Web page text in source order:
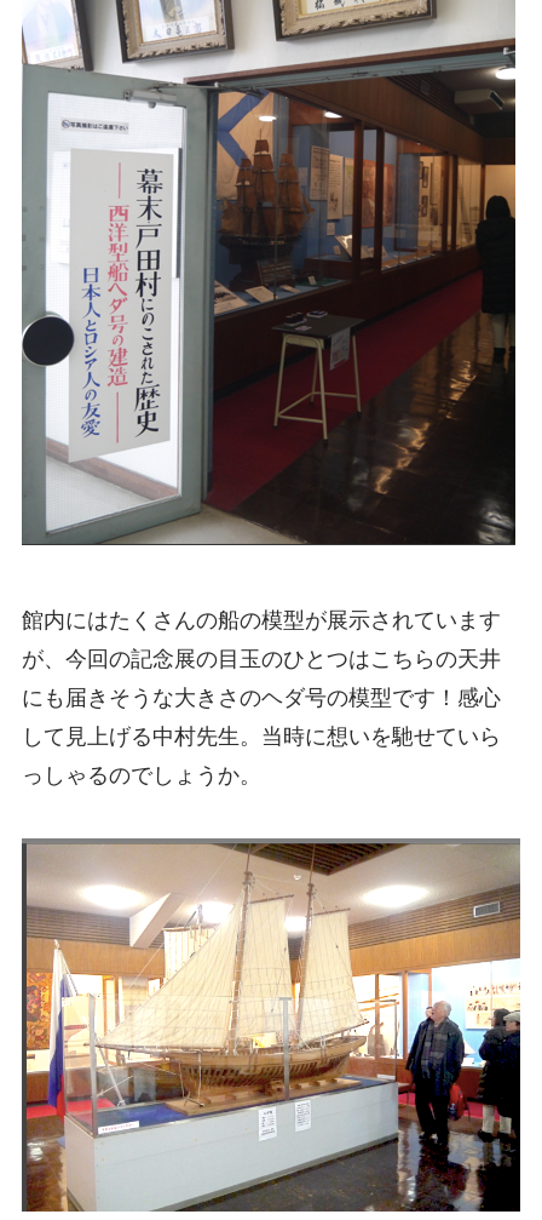
館内にはたくさんの船の模型が展示されています
が、今回の記念展の目玉のひとつはこちらの天井
にも届きそうな大きさのヘダ号の模型です！感心
して見上げる中村先生。当時に想いを馳せていら
っしゃるのでしょうか。